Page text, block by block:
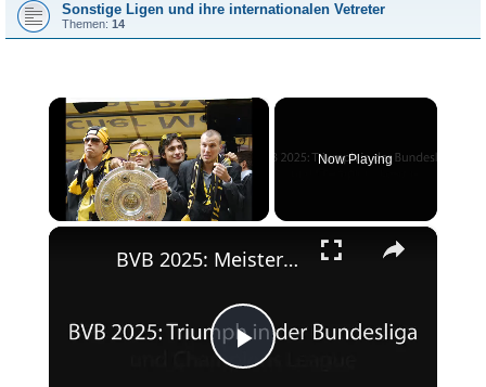
Sonstige Ligen und ihre internationalen Vetreter
Themen: 14
×
Now Playing
×
P
BVB 2025: Meisterschaft und Champions League-Erfolg